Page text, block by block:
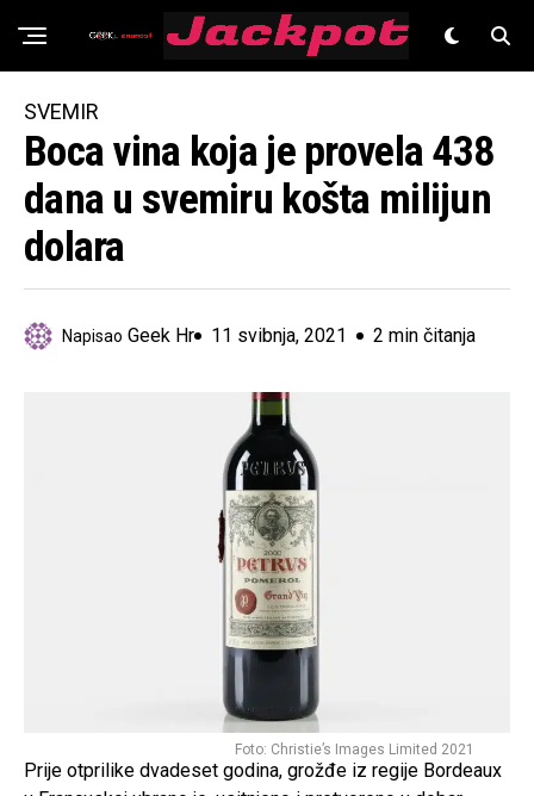
Znanost
SVEMIR
Boca vina koja je provela 438
dana u svemiru košta milijun
dolara
Napisao Geek Hr 11 svibnja, 2021 2 min čitanja
Foto: Christie’s Images Limited 2021
Prije otprilike dvadeset godina, grožđe iz regije Bordeaux